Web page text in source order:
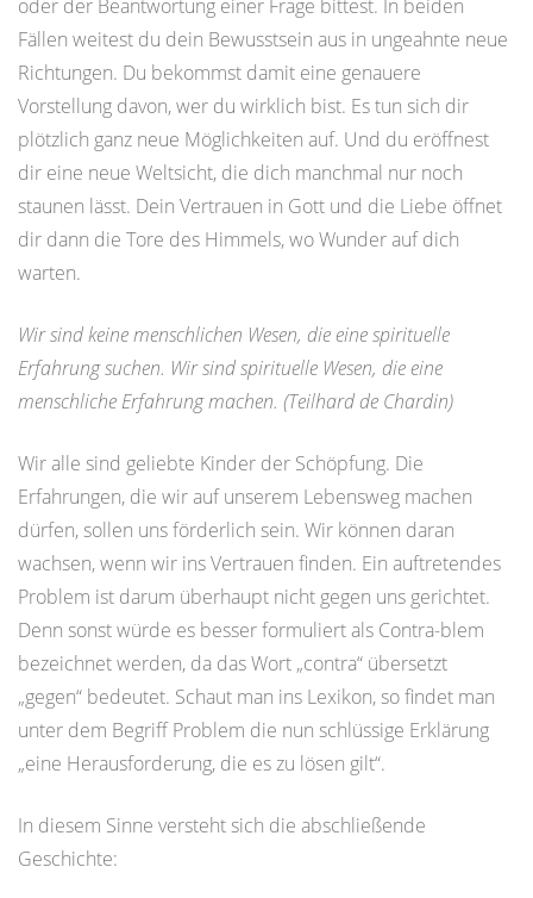
oder der Beantwortung einer Frage bittest. In beiden
Fällen weitest du dein Bewusstsein aus in ungeahnte neue
Richtungen. Du bekommst damit eine genauere
Vorstellung davon, wer du wirklich bist. Es tun sich dir
plötzlich ganz neue Möglichkeiten auf. Und du eröffnest
dir eine neue Weltsicht, die dich manchmal nur noch
staunen lässt. Dein Vertrauen in Gott und die Liebe öffnet
dir dann die Tore des Himmels, wo Wunder auf dich
warten.
Wir sind keine menschlichen Wesen, die eine spirituelle
Erfahrung suchen. Wir sind spirituelle Wesen, die eine
menschliche Erfahrung machen. (Teilhard de Chardin)
Wir alle sind geliebte Kinder der Schöpfung. Die
Erfahrungen, die wir auf unserem Lebensweg machen
dürfen, sollen uns förderlich sein. Wir können daran
wachsen, wenn wir ins Vertrauen finden. Ein auftretendes
Problem ist darum überhaupt nicht gegen uns gerichtet.
Denn sonst würde es besser formuliert als Contra-blem
bezeichnet werden, da das Wort „contra“ übersetzt
„gegen“ bedeutet. Schaut man ins Lexikon, so findet man
unter dem Begriff Problem die nun schlüssige Erklärung
„eine Herausforderung, die es zu lösen gilt“.
In diesem Sinne versteht sich die abschließende
Geschichte: